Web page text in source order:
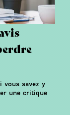
vous savez y
une critique